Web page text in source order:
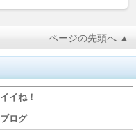
ページの先頭へ ▲
イイね！
ブログ